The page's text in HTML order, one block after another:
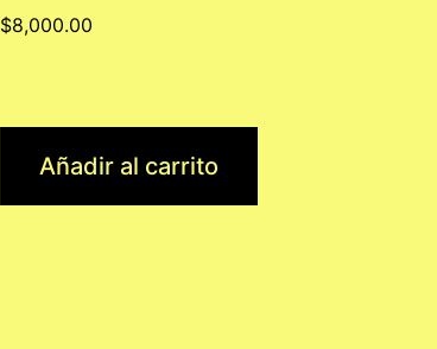
$8,000.00
Añadir al carrito